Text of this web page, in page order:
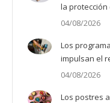
la protección
04/08/2026
Los
impulsan el
04/08/2026
Los postres